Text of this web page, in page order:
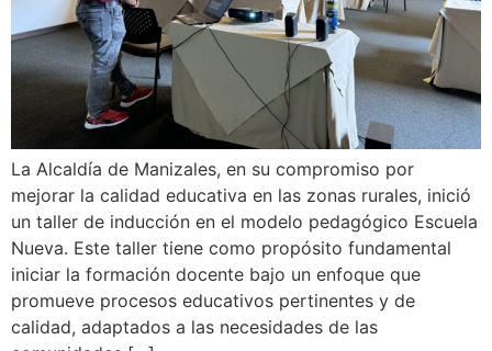
La Alcaldía de Manizales, en su compromiso por
mejorar la calidad educativa en las zonas rurales, inició
un taller de inducción en el modelo pedagógico Escuela
Nueva. Este taller tiene como propósito fundamental
iniciar la formación docente bajo un enfoque que
promueve procesos educativos pertinentes y de
calidad, adaptados a las necesidades de las